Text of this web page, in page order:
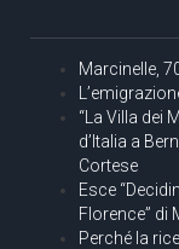
Marcinelle,
“La Villa dei
d’Italia a
Cortese
Esce
Florence” di
Perché la